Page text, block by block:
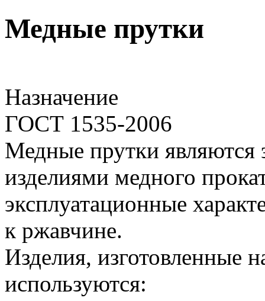
Медные прутки
Назначение
ГОСТ 1535-2006
Медные прутки являются
изделиями медного
эксплуатационные
к ржавчине.
Изделия, изготовленные
используются: